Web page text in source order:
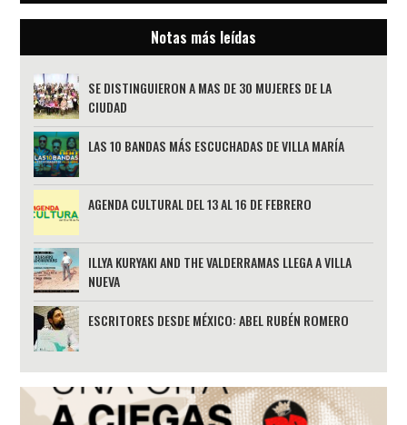
Notas más leídas
SE DISTINGUIERON A MAS DE 30 MUJERES DE LA
CIUDAD
LAS 10 BANDAS MÁS ESCUCHADAS DE VILLA MARÍA
AGENDA CULTURAL DEL 13 AL 16 DE FEBRERO
ILLYA KURYAKI AND THE VALDERRAMAS LLEGA A VILLA
NUEVA
ESCRITORES DESDE MÉXICO: ABEL RUBÉN ROMERO